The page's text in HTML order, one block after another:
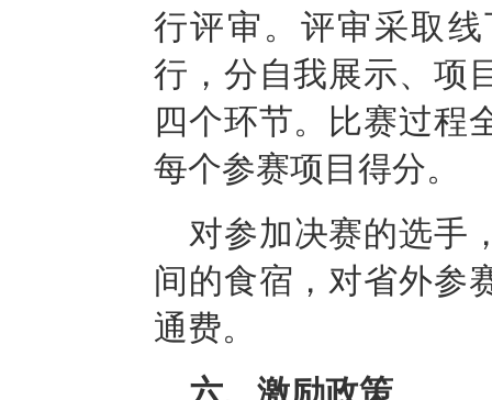
行评审。评审采取
行，分自我展示、项
四个环节。比赛过程
每个参赛项目得分。
对参加决赛的选手
间的食宿，对省外参
通费。